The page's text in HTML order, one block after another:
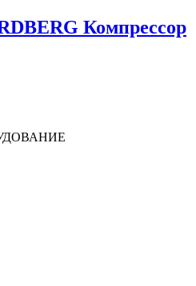
Компрессор